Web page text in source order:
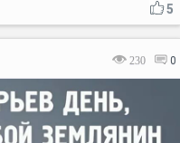
5
230 0